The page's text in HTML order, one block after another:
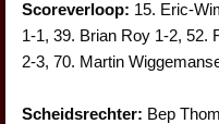
Scoreverloop: 15. Eric-
1-1, 39. Brian Roy 1-2, 52.
2-3, 70. Martin
Scheidsrechter: Bep